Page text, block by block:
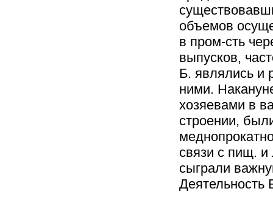
объемов
в пром-сть
выпусков,
Б. являлись и
ними.
хозяевами в
строении,
связи с пищ. и
сыграли
Деятельность